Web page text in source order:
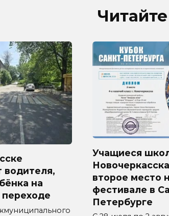
водителя,
на
Учащиеся
второе место
фестивале в
Петербурге